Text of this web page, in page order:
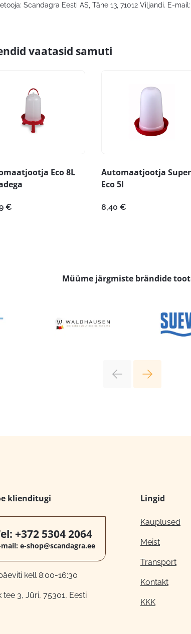
Scandagra Eesti AS, Tähe 13, 71012 Viljandi. E-mail:
vaatasid samuti
Eco 8L
€
Automaatjootja Super
Eco 5l
8,40 €
Müüme järgmiste brändide
klienditugi
+372 5304 2064
mail: e-shop@scandagra.ee
kell 8:00-16:30
tee 3, Jüri, 75301, Eesti
Lingid
Kauplused
Meist
Transport
Kontakt
KKK